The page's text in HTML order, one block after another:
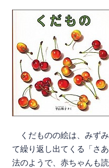
くだものの絵は、みず
て繰り返し出てくる「さ
法のようで、赤ちゃんも